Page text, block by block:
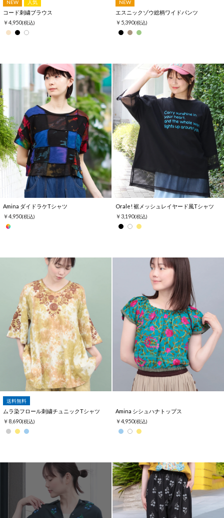
NEW 人気
コード刺繍ブラウス
￥4,950(税込)
NEW
エスニックゾウ総柄ワイドパンツ
￥5,390(税込)
Amina ダイドラケTシャツ
￥4,950(税込)
Orale! 裾メッシュレイヤード風Tシャツ
￥3,190(税込)
送料無料
ムラ染フロール刺繍チュニックTシャツ
￥8,690(税込)
Amina シシュハナトップス
￥4,950(税込)